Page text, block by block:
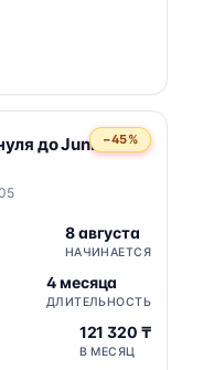
−45%
до Junior
8 августа
НАЧИНАЕТСЯ
4 месяца
ДЛИТЕЛЬНОСТЬ
121 320 ₸
В МЕСЯЦ